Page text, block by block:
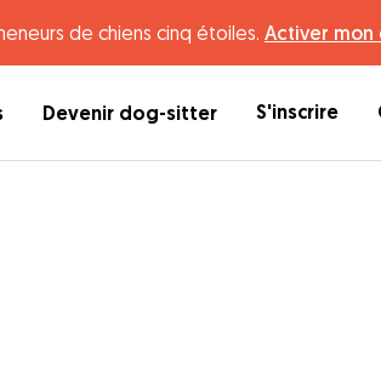
de chiens cinq étoiles. Activer mon
Devenir dog-sitter S'inscrire